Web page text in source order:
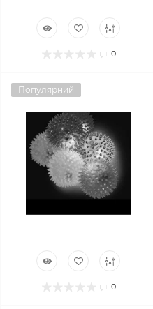
0
Популярний
0